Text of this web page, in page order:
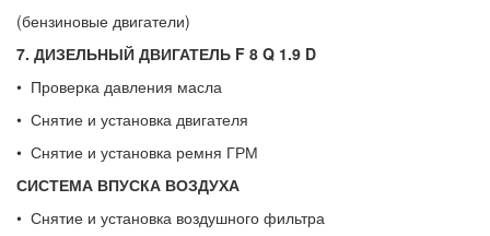
(бензиновые двигатели)
7. ДИЗЕЛЬНЫЙ ДВИГАТЕЛЬ F 8 Q 1.9 D
• Проверка давления масла
• Снятие и установка двигателя
• Снятие и установка ремня ГРМ
СИСТЕМА ВПУСКА ВОЗДУХА
• Снятие и установка воздушного фильтра